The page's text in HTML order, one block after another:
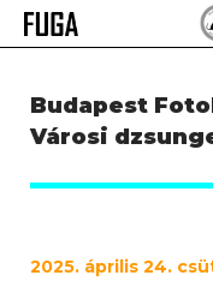
Skip
Keresés:
Budapest
Városi
2025. április 24.